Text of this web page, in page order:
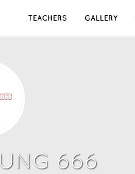
TEACHERS GALLERY
666